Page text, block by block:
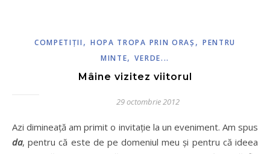
COMPETIŢII , HOPA TROPA PRIN ORAŞ , PENTRU
MINTE,VERDE...
Mâine vizitez viitorul
29 octombrie 2012
Azi dimineață am primit o invitație la un eveniment. Am spus
da, pentru că este de pe domeniul meu și pentru că ideea